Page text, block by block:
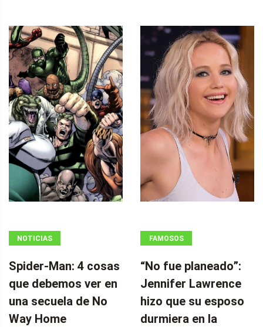
NOTICIAS
Spider-Man: 4 cosas
que debemos ver en
una secuela de No
Way Home
FAMOSOS
“No fue planeado”: ​​
Jennifer Lawrence
hizo que su esposo
durmiera en la